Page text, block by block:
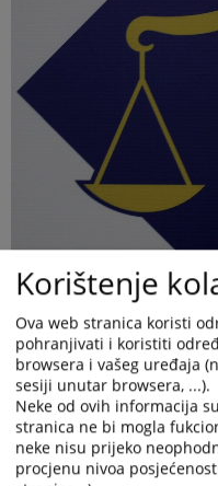
Korištenje
Ova web stranica koristi
pohranjivati i koristiti
browsera i vašeg uređaja
sesiji unutar browsera, ...).
Neke od ovih informacija
stranica ne bi mogla
neke nisu prijeko
procjenu nivoa